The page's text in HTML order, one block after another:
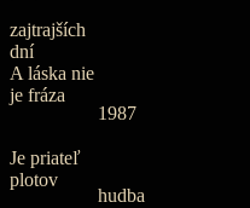
zajtrajších
dní
A láska nie
je fráza
Je priateľ
plotov
1987
hudba